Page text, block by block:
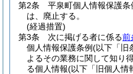
第2条
平泉町個人情報保護条
は、廃止する。
(経過措置)
第3条
次に掲げる者に係る前
個人情報保護条例(以下「旧
よるその業務に関して知り
る個人情報(以下「旧個人情